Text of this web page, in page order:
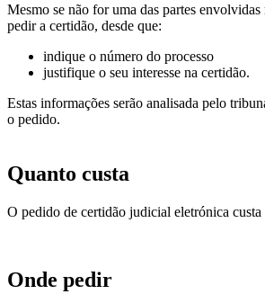
Mesmo se não for uma das partes envolvidas
pedir a certidão, desde que:
indique o número do processo
justifique o seu interesse na certidão.
Estas informações serão analisada pelo
o pedido.
Quanto custa
O pedido de certidão judicial eletrónica custa
Onde pedir